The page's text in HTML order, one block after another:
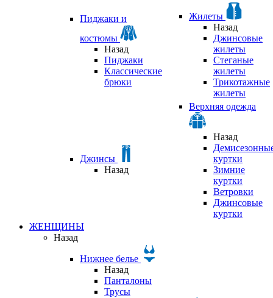
Пиджаки и
костюмы
Назад
Пиджаки
Классические
брюки
Жилеты
Назад
Джинсовые
жилеты
Стеганые
жилеты
Трикотажные
жилеты
Джинсы
Назад
Верхняя одежда
Назад
куртки
Зимние
куртки
Ветровки
Джинсовые
куртки
ЖЕНЩИНЫ
Назад
Нижнее белье
Назад
Панталоны
Трусы